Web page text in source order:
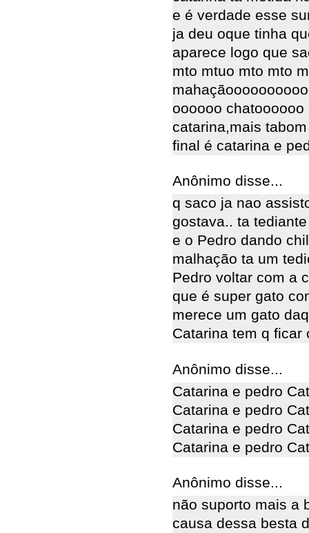
e é verdade esse
ja deu oque tinha
aparece logo que
mto mtuo mto mto
oooooo
catarina,mais
final é catarina e
Anônimo disse...
q saco ja nao
gostava.. ta
e o Pedro dando
malhação ta um
Pedro voltar com a
que é super gato
merece um gato
Catarina tem q ficar
Anônimo disse...
Catarina e pedro
Catarina e pedro
Catarina e pedro
Catarina e pedro
Anônimo disse...
não suporto mais a
causa dessa besta